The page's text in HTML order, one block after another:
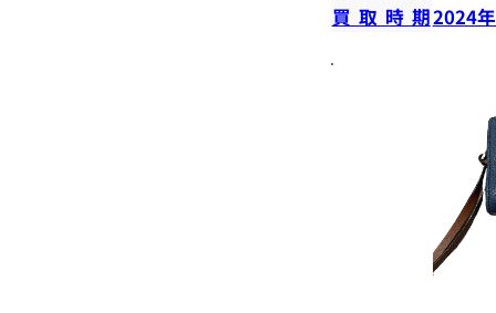
買取時期2024